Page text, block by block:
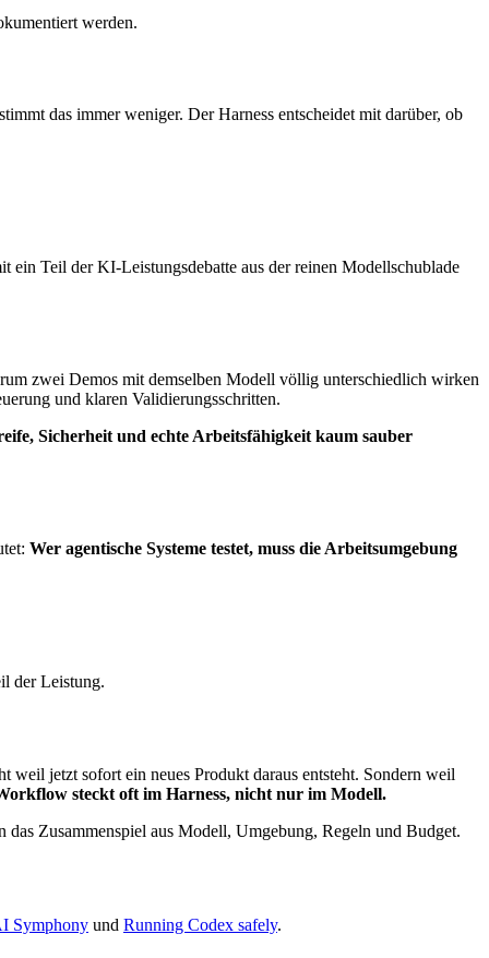
werden.
das immer weniger. Der Harness entscheidet mit darüber, ob
ein Teil der KI-Leistungsdebatte aus der reinen Modellschublade
zwei Demos mit demselben Modell völlig unterschiedlich wirken
und klaren Validierungsschritten.
Sicherheit und echte Arbeitsfähigkeit kaum sauber
Wer agentische Systeme testet, muss die Arbeitsumgebung
der Leistung.
jetzt sofort ein neues Produkt daraus entsteht. Sondern weil
steckt oft im Harness, nicht nur im Modell.
Zusammenspiel aus Modell, Umgebung, Regeln und Budget.
Symphony und Running Codex safely.